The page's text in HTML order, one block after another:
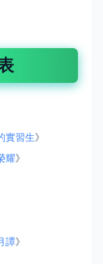
實習生》
耀》
譚》